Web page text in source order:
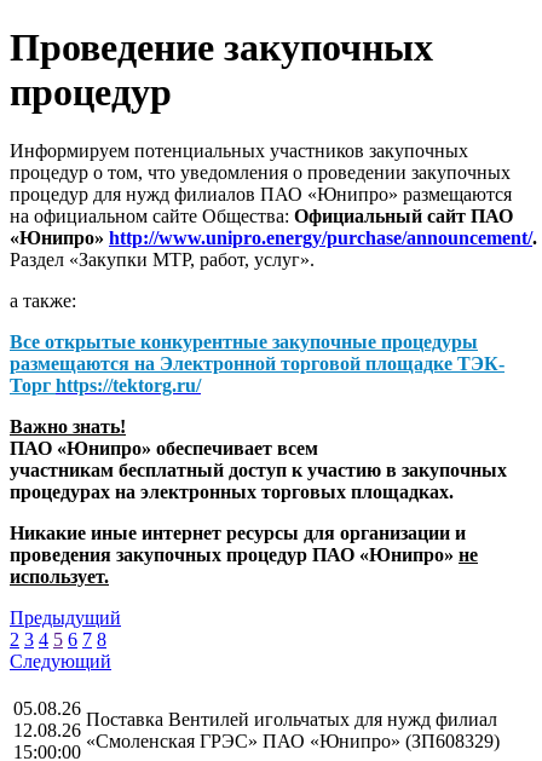
Проведение закупочных
процедур
Информируем потенциальных участников закупочных
процедур о том, что уведомления о проведении закупочных
процедур для нужд филиалов ПАО «Юнипро» размещаются
на официальном сайте Общества: Официальный сайт ПАО
«Юнипро» http://www.unipro.energy/purchase/announcement/.
Раздел «Закупки МТР, работ, услуг».
а также:
Все открытые конкурентные закупочные процедуры
размещаются на Электронной торговой площадке ТЭК-
Торг https://tektorg.ru/
Важно знать!
ПАО «Юнипро» обеспечивает всем
участникам бесплатный доступ к участию в закупочных
процедурах на электронных торговых площадках.
Никакие иные интернет ресурсы для организации и
проведения закупочных процедур ПАО «Юнипро» не
использует.
Предыдущий
2 3 4 5 6 7 8
Следующий
05.08.26
12.08.26
15:00:00
Поставка Вентилей игольчатых для нужд филиал
«Смоленская ГРЭС» ПАО «Юнипро» (ЗП608329)